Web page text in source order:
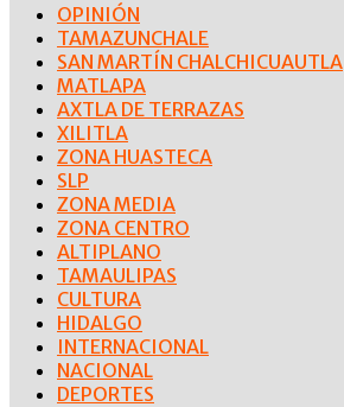
OPINIÓN
TAMAZUNCHALE
SAN MARTÍN CHALCHICUAUTLA
MATLAPA
AXTLA DE TERRAZAS
XILITLA
ZONA HUASTECA
SLP
ZONA MEDIA
ZONA CENTRO
ALTIPLANO
TAMAULIPAS
CULTURA
HIDALGO
INTERNACIONAL
NACIONAL
DEPORTES